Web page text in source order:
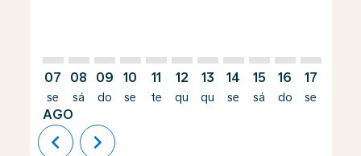
07
se
AGO
08
sá
09
do
10
se
11
te
12
qu
13
qu
14
se
15
sá
16
do
17
se
chevron_left chevron_right